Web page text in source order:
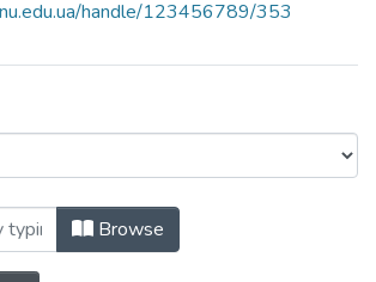
handle/123456789/353
(КГПСПД) by
Browse